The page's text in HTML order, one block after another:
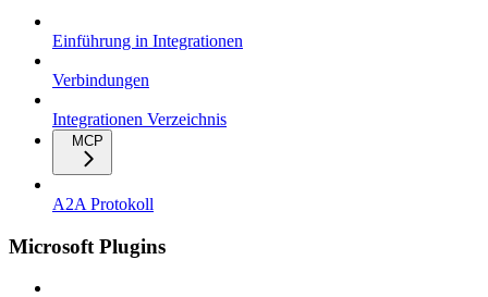
Einführung in Integrationen
Verbindungen
Integrationen Verzeichnis
MCP
A2A Protokoll
Microsoft Plugins